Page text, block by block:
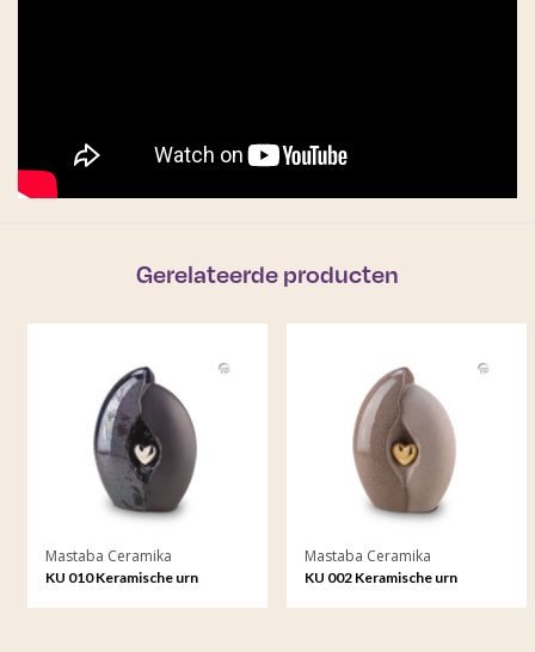
Gerelateerde producten
Mastaba Ceramika
KU 010 Keramische urn
Mastaba Ceramika
KU 002 Keramische urn